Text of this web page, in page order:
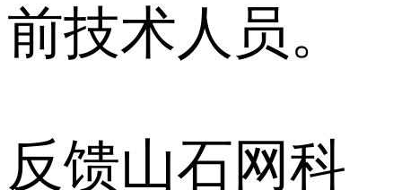
前技术人员。
反馈山石网科